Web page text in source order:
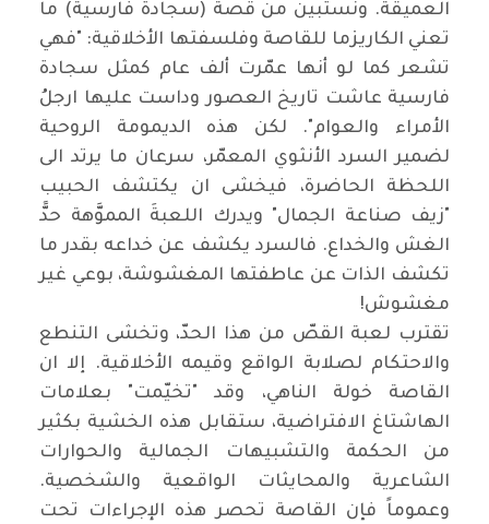
العميقة. ونستبين من قصة (سجادة فارسية) ما
تعني الكاريزما للقاصة وفلسفتها الأخلاقية: "فهي
تشعر كما لو أنها عمّرت ألف عام كمثل سجادة
فارسية عاشت تاريخ العصور وداست عليها ارجلُ
الأمراء والعوام". لكن هذه الديمومة الروحية
لضمير السرد الأنثوي المعمّر، سرعان ما يرتد الى
اللحظة الحاضرة، فيخشى ان يكتشف الحبيب
"زيف صناعة الجمال" ويدرك اللعبةَ المموَّهة حدًّ
الغش والخداع. فالسرد يكشف عن خداعه بقدر ما
تكشف الذات عن عاطفتها المغشوشة، بوعي غير
مغشوش!
تقترب لعبة القصّ من هذا الحدّ، وتخشى التنطع
والاحتكام لصلابة الواقع وقيمه الأخلاقية. إلا ان
القاصة خولة الناهي، وقد "تخيّمت" بعلامات
الهاشتاغ الافتراضية، ستقابل هذه الخشية بكثير
من الحكمة والتشبيهات الجمالية والحوارات
الشاعرية والمحايثات الواقعية والشخصية.
وعموماً فإن القاصة تحصر هذه الإجراءات تحت